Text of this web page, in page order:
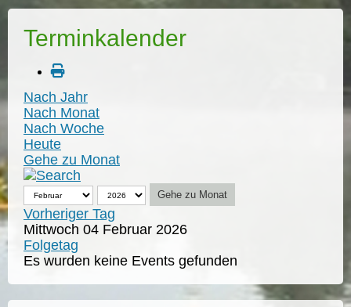
Terminkalender
Nach Jahr
Nach Monat
Nach Woche
Heute
Gehe zu Monat
Gehe zu Monat
Vorheriger Tag
Mittwoch 04 Februar 2026
Folgetag
Es wurden keine Events gefunden